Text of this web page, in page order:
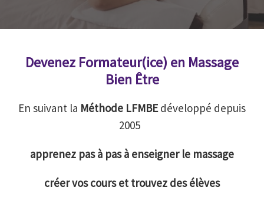
Devenez Formateur(ice) en Massage
Bien Être
En suivant la Méthode LFMBEdéveloppé depuis
2005
apprenez pas à pas à enseigner le massage
créer vos cours et trouvez des élèves